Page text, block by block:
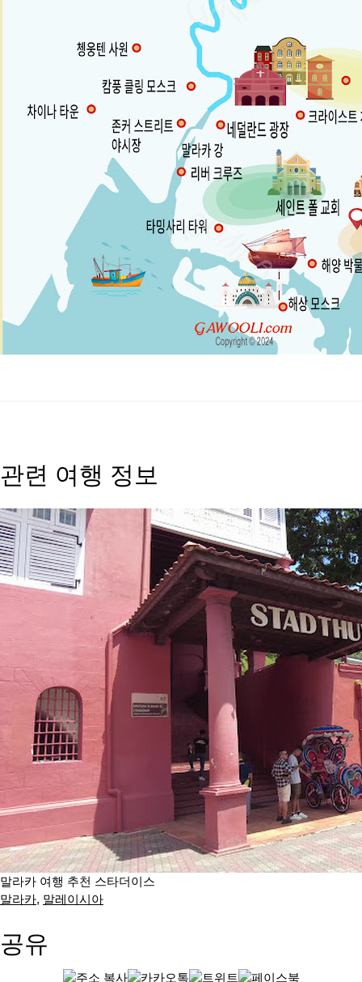
관련 여행 정보
말라카 여행 추천 스타더이스
말라카, 말레이시아
공유